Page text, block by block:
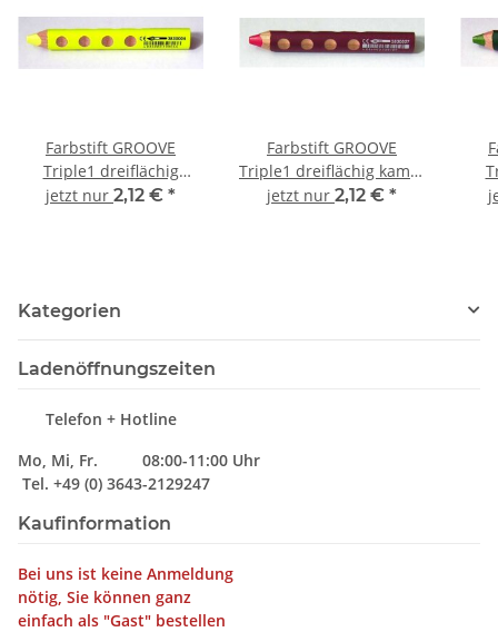
Farbstift GROOVE
Triple1 dreiflächig
zinkgelb, 1 Stück
jetzt nur 2,12 € *
Farbstift GROOVE
Triple1 dreiflächig kamin
hell, 1 Stück
jetzt nur 2,12 € *
Kategorien
Ladenöffnungszeiten
Telefon + Hotline
Mo, Mi, Fr. 08:00-11:00 Uhr
Tel. +49 (0) 3643-2129247
Kaufinformation
Bei uns ist keine Anmeldung
nötig, Sie können ganz
einfach als "Gast" bestellen